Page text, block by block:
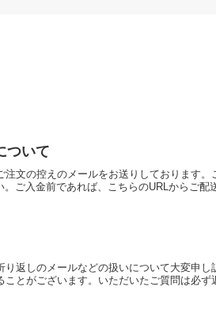
ついて
文の控えのメールをお送りしております
ご入金前であれば、こちらのURLからご配
返しのメールなどの扱いについて大変申
とがございます。いただいたご質問は必